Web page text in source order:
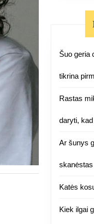
Šuo geria
tikrina
Rastas
daryti,
Ar šunys
skanėstas
Katės
Kiek ilgai